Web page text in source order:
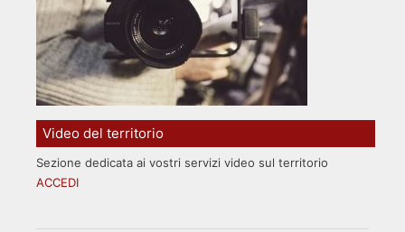
Video del territorio
Sezione dedicata ai vostri servizi video sul territorio
ACCEDI